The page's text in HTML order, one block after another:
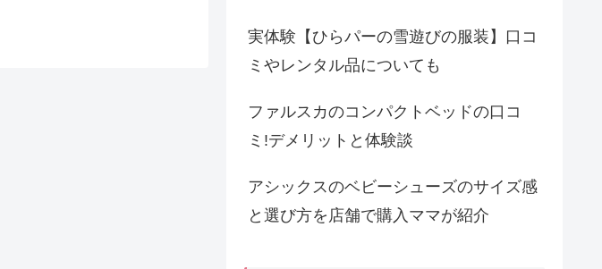
実体験【ひらパーの雪遊びの服装】口コ
ミやレンタル品についても
ファルスカのコンパクトベッドの口コ
ミ!デメリットと体験談
アシックスのベビーシューズのサイズ感
と選び方を店舗で購入ママが紹介